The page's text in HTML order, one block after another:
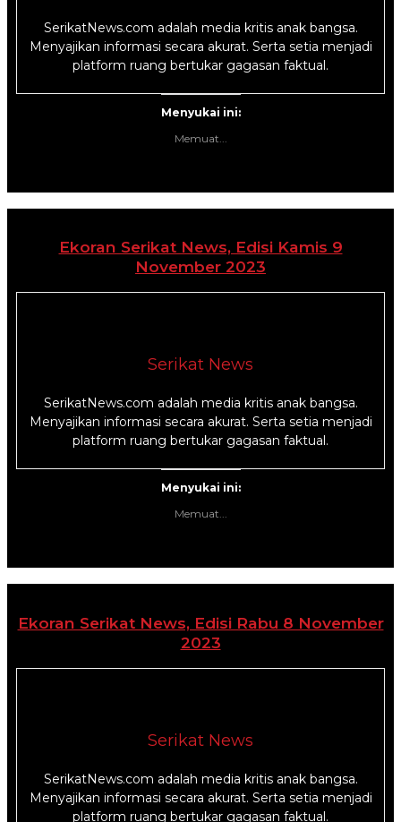
SerikatNews.com adalah media kritis anak bangsa.
Menyajikan informasi secara akurat. Serta setia menjadi
platform ruang bertukar gagasan faktual.
Menyukai ini:
Memuat...
Ekoran Serikat News, Edisi Kamis 9
November 2023
Serikat News
SerikatNews.com adalah media kritis anak bangsa.
Menyajikan informasi secara akurat. Serta setia menjadi
platform ruang bertukar gagasan faktual.
Menyukai ini:
Memuat...
Ekoran Serikat News, Edisi Rabu 8 November
2023
Serikat News
SerikatNews.com adalah media kritis anak bangsa.
Menyajikan informasi secara akurat. Serta setia menjadi
platform ruang bertukar gagasan faktual.